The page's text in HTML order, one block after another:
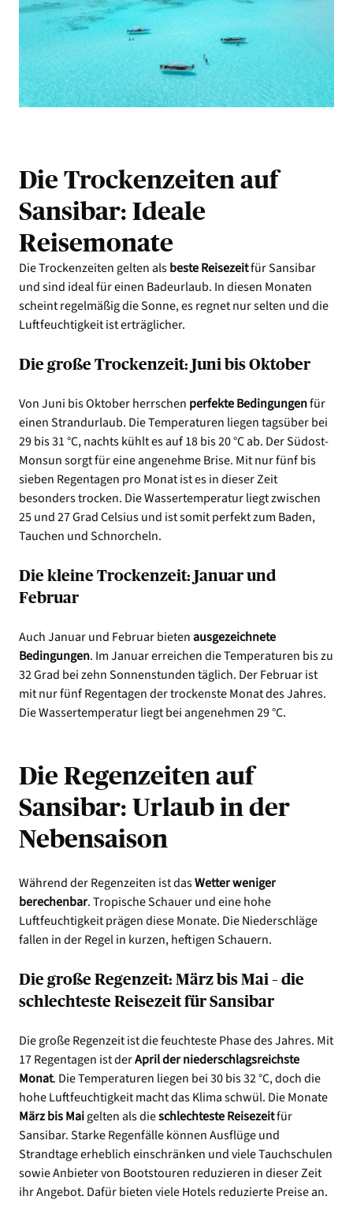
Die Trockenzeiten auf
Sansibar: Ideale
Reisemonate
Die Trockenzeiten gelten alsbeste Reisezeitfür Sansibar
und sind ideal für einen Badeurlaub. In diesen Monaten
scheint regelmäßig die Sonne, es regnet nur selten und die
Luftfeuchtigkeit ist erträglicher.
Die große Trockenzeit: Juni bis Oktober
Von Juni bis Oktober herrschen perfekte Bedingungenfür
einen Strandurlaub. Die Temperaturen liegen tagsüber bei
29 bis 31 °C, nachts kühlt es auf 18 bis 20 °C ab. Der Südost-
Monsun sorgt für eine angenehme Brise. Mit nur fünf bis
sieben Regentagen pro Monat ist es in dieser Zeit
besonders trocken. Die Wassertemperatur liegt zwischen
25 und 27 Grad Celsius und ist somit perfekt zum Baden,
Tauchen und Schnorcheln.
Die kleine Trockenzeit: Januar und
Februar
Auch Januar und Februar bietenausgezeichnete
Bedingungen. Im Januar erreichen die Temperaturen bis zu
32 Grad bei zehn Sonnenstunden täglich. Der Februar ist
mit nur fünf Regentagen der trockenste Monat des Jahres.
Die Wassertemperatur liegt bei angenehmen 29 °C.
Die Regenzeiten auf
Sansibar: Urlaub in der
Nebensaison
Während der Regenzeiten ist dasWetter weniger
berechenbar. Tropische Schauer und eine hohe
Luftfeuchtigkeit prägen diese Monate. Die Niederschläge
fallen in der Regel in kurzen, heftigen Schauern.
Die große Regenzeit: März bis Mai – die
schlechteste Reisezeit für Sansibar
Die große Regenzeit ist die feuchteste Phase des Jahres. Mit
17 Regentagen ist derApril der niederschlagsreichste
Monat. Die Temperaturen liegen bei 30 bis 32 °C, doch die
hohe Luftfeuchtigkeit macht das Klima schwül. Die Monate
März bis Maigelten als dieschlechteste Reisezeitfür
Sansibar. Starke Regenfälle können Ausflüge und
Strandtage erheblich einschränken und viele Tauchschulen
sowie Anbieter von Bootstouren reduzieren in dieser Zeit
ihr Angebot. Dafür bieten viele Hotels reduzierte Preise an.